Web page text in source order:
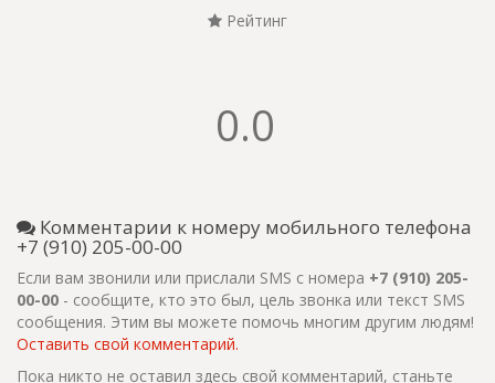
Рейтинг
0.0
Комментарии к номеру мобильного телефона
+7 (910) 205-00-00
Если вам звонили или прислали SMS с номера +7 (910) 205-
00-00 - сообщите, кто это был, цель звонка или текст SMS
сообщения. Этим вы можете помочь многим другим людям!
Оставить свой комментарий.
Пока никто не оставил здесь свой комментарий, станьте